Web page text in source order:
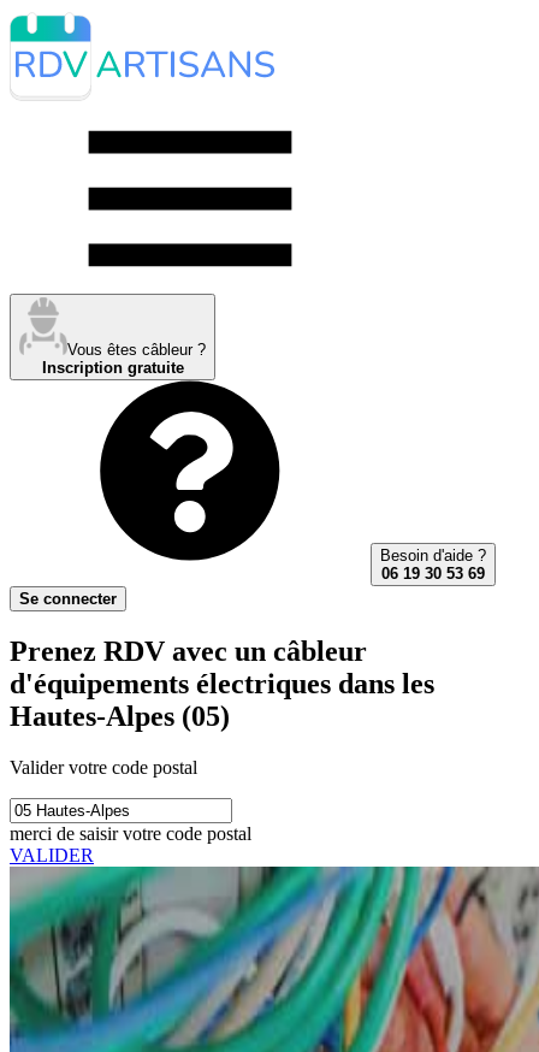
Vous êtes câbleur ?
Inscription gratuite
Besoin d'aide ?
06 19 30 53 69
Se connecter
Prenez RDV avec un câbleur
d'équipements électriques dans les
Hautes-Alpes (05)
Valider votre code postal
merci de saisir votre code postal
VALIDER